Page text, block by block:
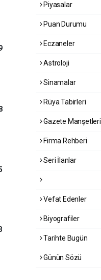
Piyasalar
Puan Durumu
Eczaneler
Astroloji
Sinamalar
Rüya Tabirleri
Gazete Manşetleri
Firma Rehberi
Seri İlanlar
Vefat Edenler
Biyografiler
Tarihte Bugün
Günün Sözü